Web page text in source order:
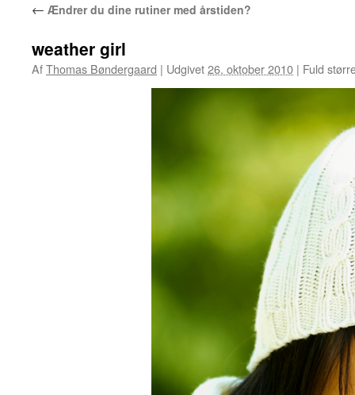
← Ændrer du dine rutiner med årstiden?
weather girl
AfThomas Bøndergaard | Udgivet26. oktober 2010 | Fuld